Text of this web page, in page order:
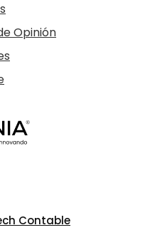
Opinión
Contable